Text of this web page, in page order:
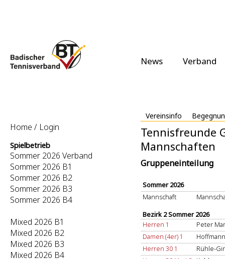
News Verband
Vereinsinfo
Home / Login
Spielbetrieb
Sommer 2026 Verband
Sommer 2026 B1
Sommer 2026 B2
Sommer 2026 B3
Sommer 2026 B4
Mixed 2026 B1
Mixed 2026 B2
Mixed 2026 B3
Mixed 2026 B4
Tennisfreunde
Mannschaften
Gruppeneinteilung
Sommer 2026
Mannschaft
Bezirk 2 Sommer 2026
Herren 1
Peter
Damen (4er) 1
Herren 30 1
Rühle-